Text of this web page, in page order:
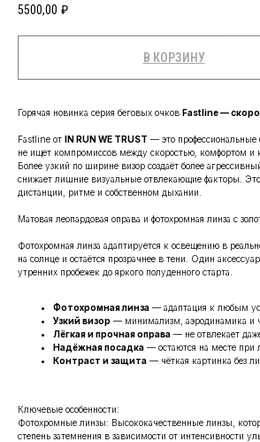
5500,00 ₽
В КОРЗИНУ
Горячая новинка серия беговых очков Fastline —
Fastline от IN RUN WE TRUST — это профессиональные
не ищет компромиссов между скоростью, комфортом и
Более узкий по ширине визор создаёт более
снижает лишние визуальные отвлекающие факторы.
дистанции, ритме и собственном дыхании.
Матовая леопардовая оправа и фотохромная линза с
Фотохромная линза адаптируется к освещению в
на солнце и остаётся прозрачнее в тени. Один
утренних пробежек до яркого полуденного старта.
Фотохромная линза — адаптация к любым
Узкий визор — минимализм, аэродинамика и
Лёгкая и прочная оправа — не отвлекает
Надёжная посадка — остаются на месте при
Контраст и защита — чёткая картинка без
Ключевые особенности:
Фотохромные линзы: Высококачественные линзы,
степень затемнения в зависимости от интенсивности